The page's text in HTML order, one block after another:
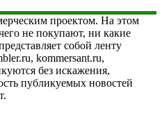
проектом. На этом
не покупают, ни какие
собой ленту
kommersant.ru,
без искажения,
публикуемых новостей